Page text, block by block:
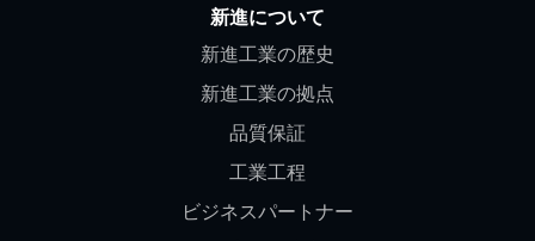
新進について
新進工業の歴史
新進工業の拠点
品質保証
工業工程
ビジネスパートナー